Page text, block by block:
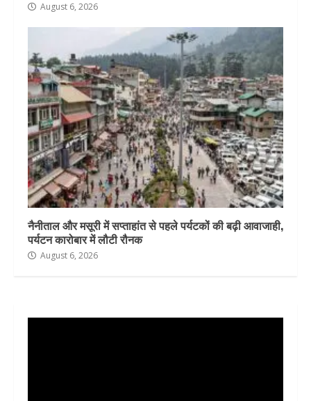
August 6, 2026
नैनीताल और मसूरी में सप्ताहांत से पहले पर्यटकों की बढ़ी आवाजाही,
पर्यटन कारोबार में लौटी रौनक
August 6, 2026